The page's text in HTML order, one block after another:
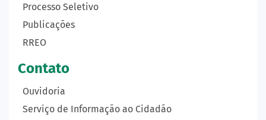
Processo Seletivo
Publicações
RREO
Contato
Ouvidoria
Serviço de Informação ao Cidadão